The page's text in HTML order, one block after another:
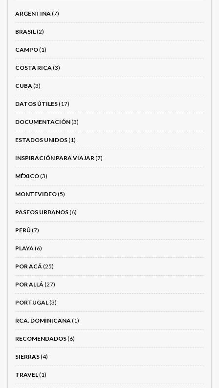
ARGENTINA (7)
BRASIL(2)
CAMPO(1)
COSTA RICA (3)
CUBA (3)
DATOS ÚTILES(17)
DOCUMENTACIÓN(3)
ESTADOS UNIDOS(1)
INSPIRACIÓN PARA VIAJAR (7)
MÉXICO(3)
MONTEVIDEO(5)
PASEOS URBANOS(6)
PERÚ (7)
PLAYA (6)
POR ACÁ (25)
POR ALLÁ (27)
PORTUGAL(3)
RCA. DOMINICANA (1)
RECOMENDADOS(6)
SIERRAS(4)
TRAVEL(1)